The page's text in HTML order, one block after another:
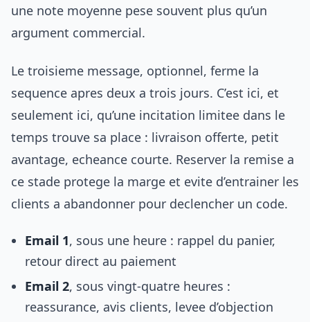
une note moyenne pese souvent plus qu’un
argument commercial.
Le troisieme message, optionnel, ferme la
sequence apres deux a trois jours. C’est ici, et
seulement ici, qu’une incitation limitee dans le
temps trouve sa place : livraison offerte, petit
avantage, echeance courte. Reserver la remise a
ce stade protege la marge et evite d’entrainer les
clients a abandonner pour declencher un code.
Email 1, sous une heure : rappel du panier,
retour direct au paiement
Email 2, sous vingt-quatre heures :
reassurance, avis clients, levee d’objection